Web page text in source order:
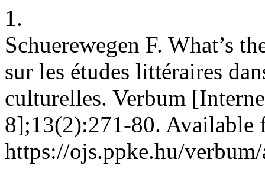
1.
Schuerewegen F. What’s
sur les études littéraires
culturelles. Verbum
8];13(2):271-80. Available
https://ojs.ppke.hu/